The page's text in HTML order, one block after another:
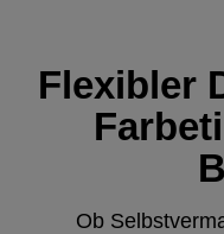
Flexibler
Ob